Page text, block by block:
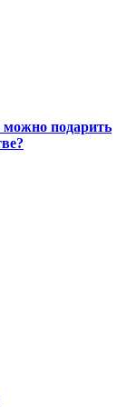
можно подарить